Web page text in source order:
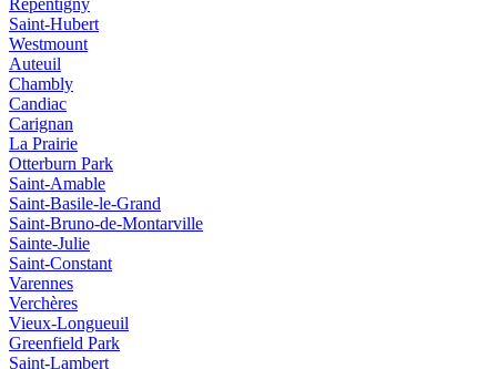
Saint-Hubert
Westmount
Auteuil
Chambly
Candiac
Carignan
La Prairie
Otterburn Park
Saint-Amable
Saint-Basile-le-Grand
Saint-Bruno-de-Montarville
Sainte-Julie
Saint-Constant
Varennes
Verchères
Vieux‑Longueuil
Greenfield Park
Saint‑Lambert